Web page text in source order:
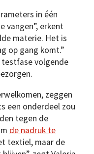
in één
vangen”, erkent
materie. Het is
op gang komt.”
volgende
zeggen
een onderdeel zou
tegen de
de nadruk te
textiel, maar de